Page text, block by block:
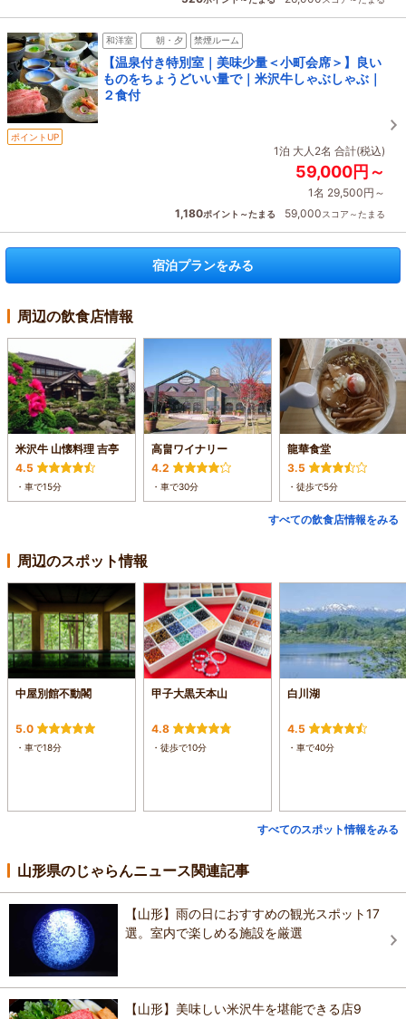
和洋室 朝・夕 禁煙ルーム
【温泉付き特別室｜美味少量＜小町会席＞】良い
ものをちょうどいい量で｜米沢牛しゃぶしゃぶ｜
２食付
ポイントUP
1泊 大人2名 合計(税込)
59,000円～
1名 29,500円～
1,180ポイント～たまる 59,000スコア～たまる
宿泊プランをみる
周辺の飲食店情報
米沢牛 山懐料理 吉亭
4.5
・車で15分
高畠ワイナリー
4.2
・車で30分
龍華食堂
3.5
・徒歩で5分
すべての飲食店情報をみる
周辺のスポット情報
中屋別館不動閣
5.0
・車で18分
甲子大黒天本山
4.8
・徒歩で10分
白川湖
4.5
・車で40分
すべてのスポット情報をみる
山形県のじゃらんニュース関連記事
【山形】雨の日におすすめの観光スポット17
選。室内で楽しめる施設を厳選
【山形】美味しい米沢牛を堪能できる店9